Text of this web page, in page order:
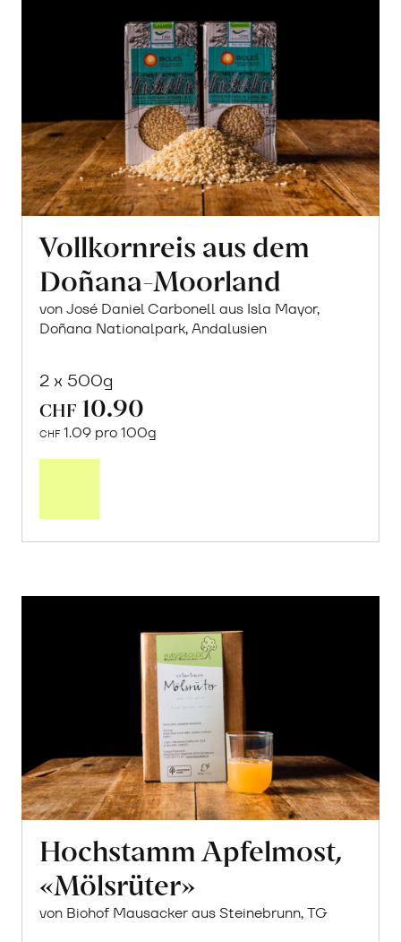
Vollkornreis aus dem
Doñana-Moorland
von José Daniel Carbonell aus Isla Mayor,
Doñana Nationalpark, Andalusien
2 x 500g
CHF 10.90
CHF 1.09 pro 100g
Hochstamm Apfelmost,
«Mölsrüter»
von Biohof Mausacker aus Steinebrunn, TG